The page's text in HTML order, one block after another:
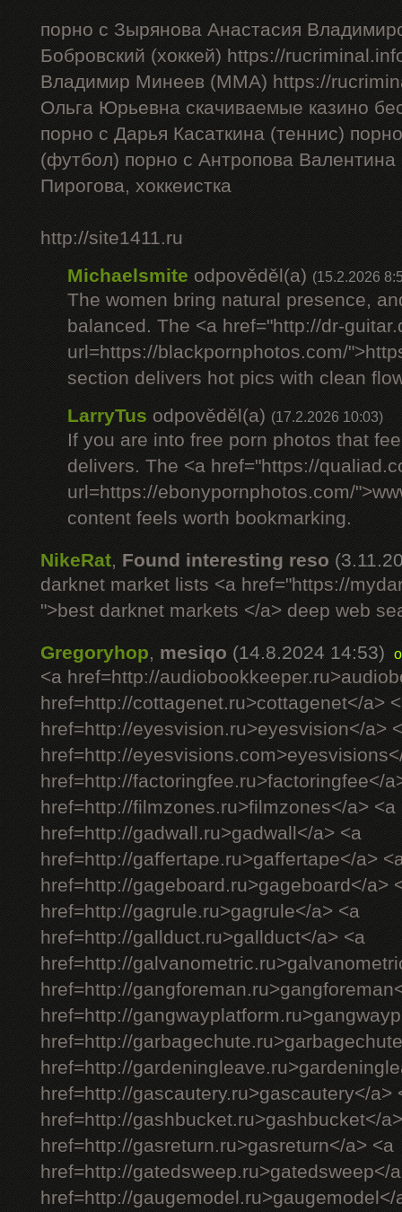
порно с Зырянова Анастасия
Бобровский (хоккей) https://
Владимир Минеев (ММА) https://
Ольга Юрьевна скачиваемые казино
порно с Дарья Касаткина (теннис)
(футбол) порно с Антропова
Пирогова, хоккеистка
http://site1411.ru
Michaelsmite odpověděl(a) (15.2.2026
The women bring natural presence,
balanced. The <a href="http://dr-
url=https://blackpornphotos.com/
section delivers hot pics with clean
LarryTus odpověděl(a) (17.2.2026 10:03)
If you are into free porn photos that
delivers. The <a href="https://
url=https://ebonypornphotos.com/
content feels worth bookmarking.
NikeRat, Found interesting reso
darknet market lists <a href="https://
">best darknet markets </a> deep web
Gregoryhop, mesiqo (14.8.2024 14:53)
<a href=http://
href=http://cottagenet.ru>cottagenet</a>
href=http://eyesvision.ru>eyesvision</a>
href=http://
href=http://factoringfee.ru>factoringfee</
href=http://filmzones.ru>filmzones</a> <a
href=http://gadwall.ru>gadwall</a> <a
href=http://gaffertape.ru>gaffertape</a>
href=http://gageboard.ru>gageboard</a>
href=http://gagrule.ru>gagrule</a> <a
href=http://gallduct.ru>gallduct</a> <a
href=http://
href=http://
href=http://
href=http://
href=http://
href=http://gascautery.ru>gascautery</a>
href=http://gashbucket.ru>gashbucket</
href=http://gasreturn.ru>gasreturn</a> <a
href=http://gatedsweep.ru>gatedsweep</
href=http://gaugemodel.ru>gaugemodel</